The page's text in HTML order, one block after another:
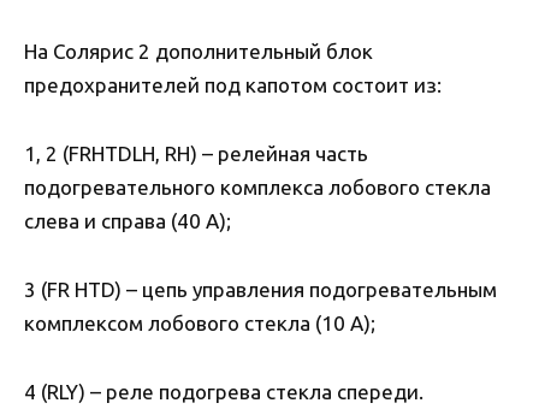
На Солярис 2 дополнительный блок
предохранителей под капотом состоит из:
1, 2 (FRHTDLH, RH) – релейная часть
подогревательного комплекса лобового стекла
слева и справа (40 А);
3 (FR HTD) – цепь управления подогревательным
комплексом лобового стекла (10 А);
4 (RLY) – реле подогрева стекла спереди.